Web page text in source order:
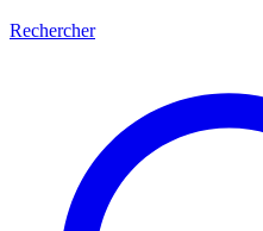
Rechercher